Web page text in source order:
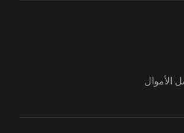
الأموال